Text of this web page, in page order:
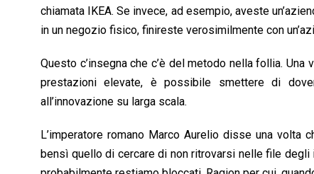
chiamata IKEA. Se invece, ad esempio, aveste
in un negozio fisico, finireste verosimilmente con
Questo c’insegna che c’è del metodo nella follia.
prestazioni elevate, è possibile smettere di
all’innovazione su larga scala.
L’imperatore romano Marco Aurelio disse una volta
bensì quello di cercare di non ritrovarsi nelle file